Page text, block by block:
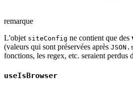
remarque
L'objet siteConfig ne contient que des
(valeurs qui sont préservées après
fonctions, les regex, etc. seraient perdus
useIsBrowser